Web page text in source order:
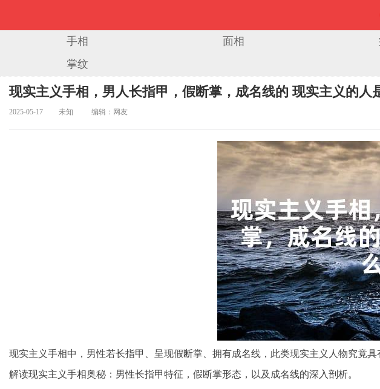
手相 面相
掌纹
首页>手相图解
现实主义手相，男人长指甲，假断掌，成名线的 现实主义的人
2025-05-17 未知 编辑：网友
现实主义手相中，男性若长指甲、呈现假断掌、拥有成名线，此类现实主义人物究竟具
解读现实主义手相奥秘：男性长指甲特征，假断掌形态，以及成名线的深入剖析。